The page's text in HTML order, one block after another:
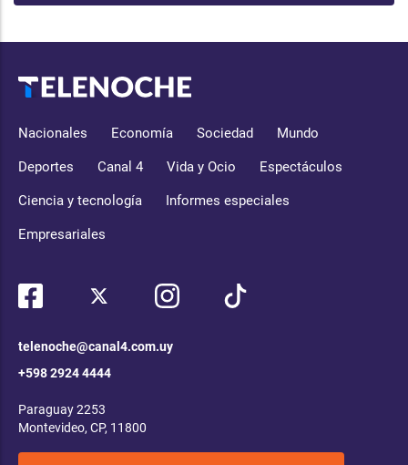
Nacionales Economía Sociedad Mundo
Deportes Canal 4 Vida y Ocio Espectáculos
Ciencia y tecnología Informes especiales
Empresariales
telenoche@canal4.com.uy
+598 2924 4444
Paraguay 2253
Montevideo, CP, 11800